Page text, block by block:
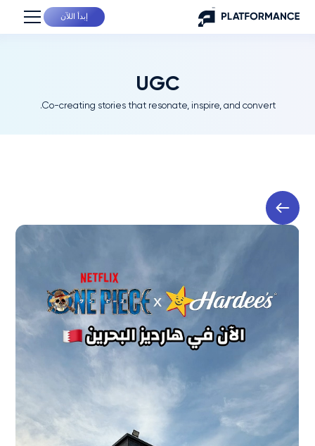
إبدأ اللآن
UGC
Co-creating stories that resonate, inspire, and convert.